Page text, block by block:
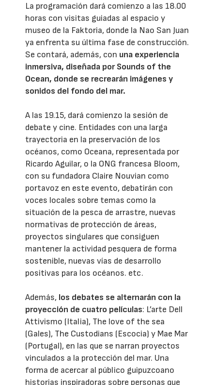
La programación dará comienzo a las 18.00
horas con visitas guiadas al espacio y
museo de la Faktoria, donde la Nao San Juan
ya enfrenta su última fase de construcción.
Se contará, además, con una experiencia
inmersiva, diseñada por Sounds of the
Ocean, donde se recrearán imágenes y
sonidos del fondo del mar.
A las 19.15, dará comienzo la sesión de
debate y cine. Entidades con una larga
trayectoria en la preservación de los
océanos, como Oceana, representada por
Ricardo Aguilar, o la ONG francesa Bloom,
con su fundadora Claire Nouvian como
portavoz en este evento, debatirán con
voces locales sobre temas como la
situación de la pesca de arrastre, nuevas
normativas de protección de áreas,
proyectos singulares que consiguen
mantener la actividad pesquera de forma
sostenible, nuevas vías de desarrollo
positivas para los océanos. etc.
Además, los debates se alternarán con la
proyección de cuatro películas: L’arte Dell
Attivismo (Italia), The love of the sea
(Gales), The Custodians (Escocia) y Mae Mar
(Portugal), en las que se narran proyectos
vinculados a la protección del mar. Una
forma de acercar al público guipuzcoano
historias inspiradoras sobre personas que